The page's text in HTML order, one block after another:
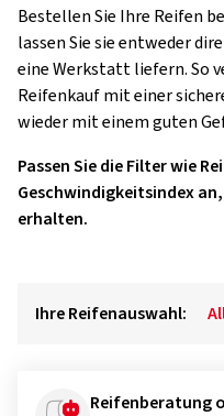
Bestellen Sie Ihre Reifen
lassen Sie sie entweder
eine Werkstatt liefern. So
Reifenkauf mit einer
wieder mit einem guten
Passen Sie die Filter wie
Geschwindigkeitsindex
erhalten.
Ihre Reifenauswahl:
Reifenberatung